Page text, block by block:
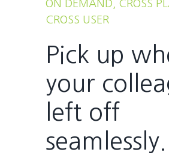
ON DEMAND, CROSS
CROSS USER
Pick up
your
left off
seamlessly.